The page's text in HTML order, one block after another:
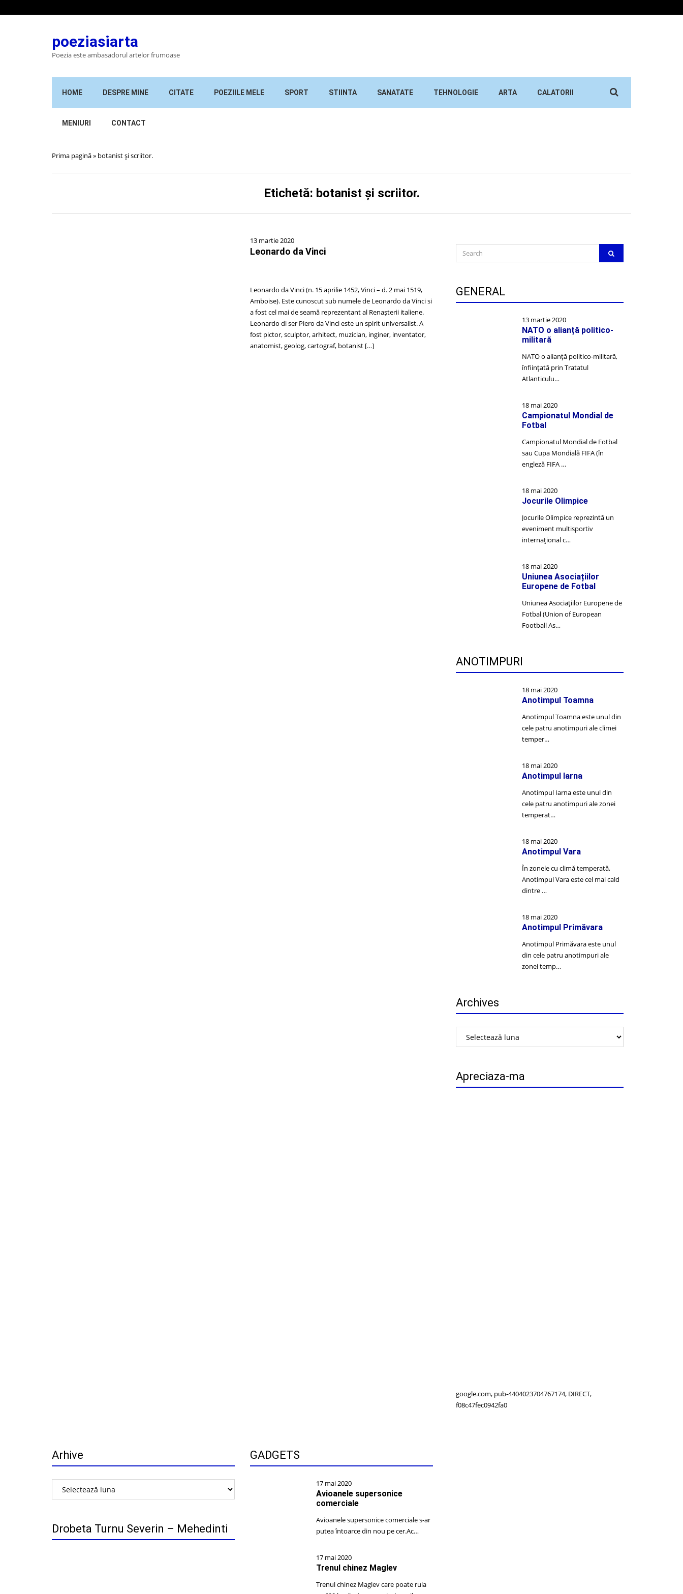
poeziasiarta
Poezia este ambasadorul artelor frumoase
HOME DESPRE MINE CITATE POEZIILE MELE SPORT STIINTA SANATATE TEHNOLOGIE ARTA CALATORII
MENIURI CONTACT
for:
Prima pagină» botanist și scriitor.
Etichetă: botanist și scriitor.
13 martie 2020
Leonardo da Vinci
Leonardo da Vinci (n. 15 aprilie 1452, Vinci – d. 2 mai 1519,
Amboise). Este cunoscut sub numele de Leonardo da Vinci si
a fost cel mai de seamă reprezentant al Renașterii italiene.
Leonardo di ser Piero da Vinci este un spirit universalist. A
fost pictor, sculptor, arhitect, muzician, inginer, inventator,
anatomist, geolog, cartograf, botanist […]
Search
for:
GENERAL
13 martie 2020
NATO o alianță politico-
militară
NATO o alianță politico-militară,
înființată prin Tratatul
Atlanticulu…
18 mai 2020
Campionatul Mondial de
Fotbal
Campionatul Mondial de Fotbal
sau Cupa Mondială FIFA (în
engleză FIFA …
18 mai 2020
Jocurile Olimpice
Jocurile Olimpice reprezintă un
eveniment multisportiv
internațional c…
18 mai 2020
Uniunea Asociațiilor
Europene de Fotbal
Uniunea Asociațiilor Europene de
Fotbal (Union of European
Football As…
ANOTIMPURI
18 mai 2020
Anotimpul Toamna
Anotimpul Toamna este unul din
cele patru anotimpuri ale climei
temper…
18 mai 2020
Anotimpul Iarna
Anotimpul Iarna este unul din
cele patru anotimpuri ale zonei
temperat…
18 mai 2020
Anotimpul Vara
În zonele cu climă temperată,
Anotimpul Vara este cel mai cald
dintre …
18 mai 2020
Anotimpul Primăvara
Anotimpul Primăvara este unul
din cele patru anotimpuri ale
zonei temp…
Archives
Apreciaza-ma
google.com, pub-4404023704767174, DIRECT,
f08c47fec0942fa0
Arhive
Drobeta Turnu Severin – Mehedinti
GADGETS
17 mai 2020
Avioanele supersonice
comerciale
Avioanele supersonice comerciale s-ar
putea întoarce din nou pe cer.Ac…
17 mai 2020
Trenul chinez Maglev
Trenul chinez Maglev care poate rula